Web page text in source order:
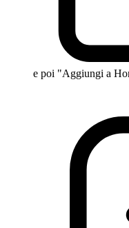
e poi "Aggiungi a